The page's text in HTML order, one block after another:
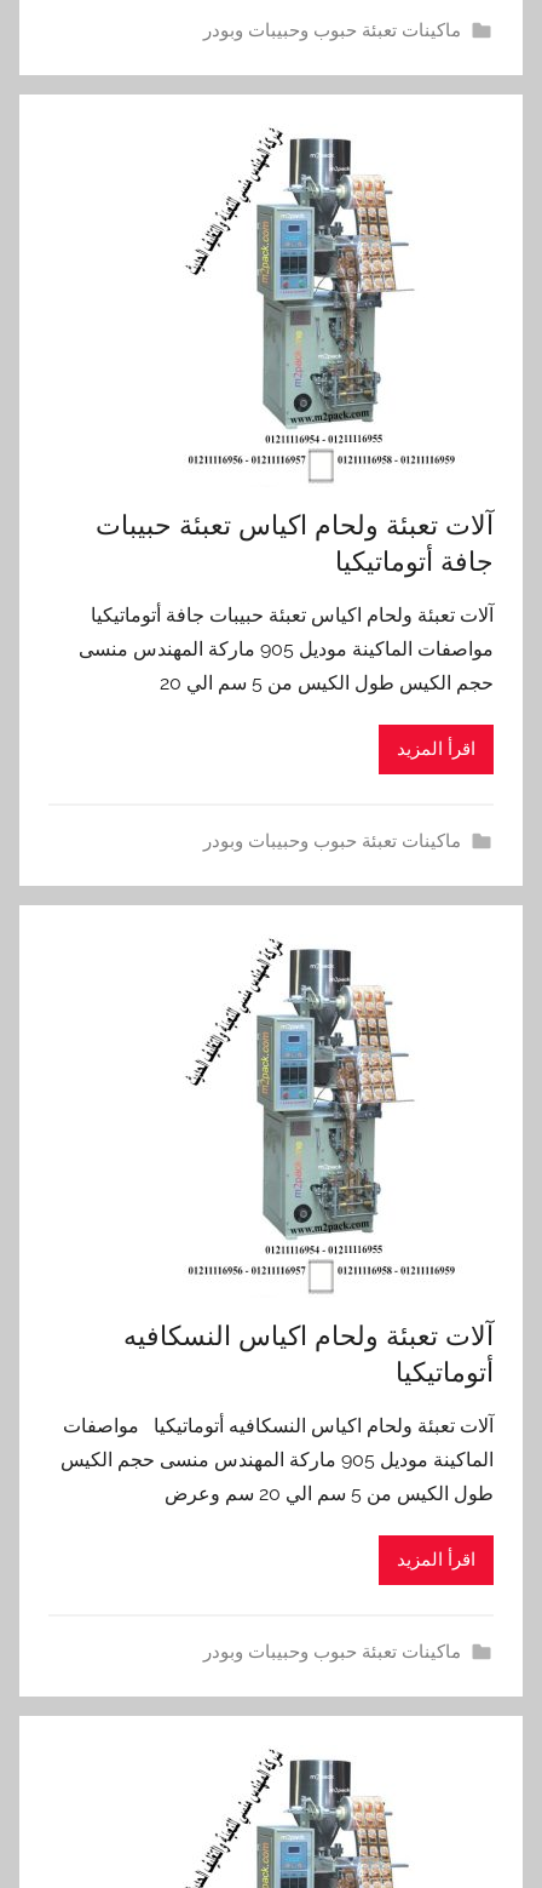
ماكينات تعبئة حبوب وحبيبات وبودر
آلات تعبئة ولحام اكياس تعبئة حبيبات
جافة أتوماتيكيا
آلات تعبئة ولحام اكياس تعبئة حبيبات جافة أتوماتيكيا
مواصفات الماكينة موديل 905 ماركة المهندس منسى
حجم الكيس طول الكيس من 5 سم الي 20
اقرأ المزيد
ماكينات تعبئة حبوب وحبيبات وبودر
آلات تعبئة ولحام اكياس النسكافيه
أتوماتيكيا
آلات تعبئة ولحام اكياس النسكافيه أتوماتيكيا مواصفات
الماكينة موديل 905 ماركة المهندس منسى حجم الكيس
طول الكيس من 5 سم الي 20 سم وعرض
اقرأ المزيد
ماكينات تعبئة حبوب وحبيبات وبودر